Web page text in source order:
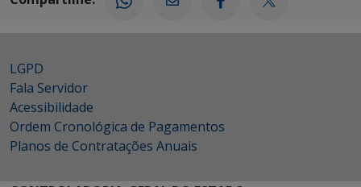
LGPD
Fala Servidor
Acessibilidade
Ordem Cronológica de Pagamentos
Planos de Contratações Anuais